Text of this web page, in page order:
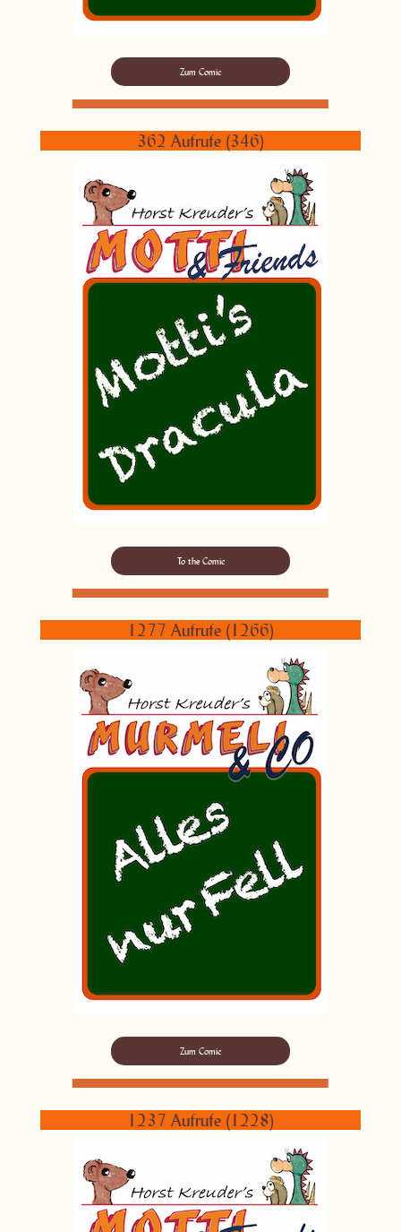
Zum Comic
362 Aufrufe (346)
To the Comic
1277 Aufrufe (1266)
Zum Comic
1237 Aufrufe (1228)